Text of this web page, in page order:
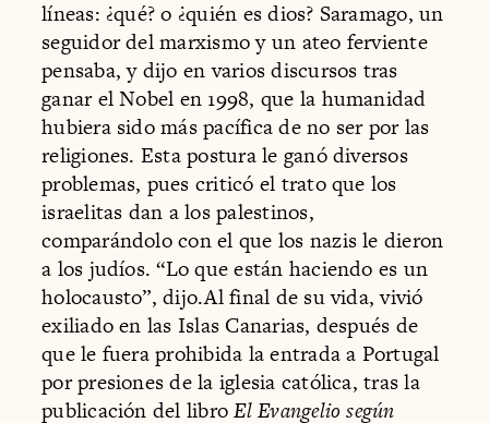
líneas: ¿qué? o ¿quién es dios? Saramago, un
seguidor del marxismo y un ateo ferviente
pensaba, y dijo en varios discursos tras
ganar el Nobel en 1998, que la humanidad
hubiera sido más pacífica de no ser por las
religiones. Esta postura le ganó diversos
problemas, pues criticó el trato que los
israelitas dan a los palestinos,
comparándolo con el que los nazis le dieron
a los judíos. “Lo que están haciendo es un
holocausto”, dijo.Al final de su vida, vivió
exiliado en las Islas Canarias, después de
que le fuera prohibida la entrada a Portugal
por presiones de la iglesia católica, tras la
publicación del libroEl Evangelio según